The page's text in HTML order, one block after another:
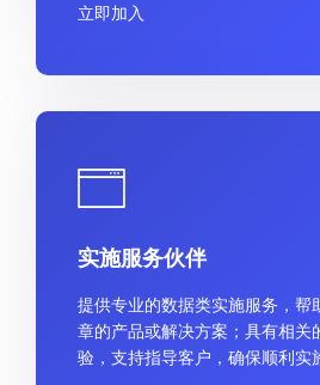
立即加入
实施服务伙伴
提供专业的数据类实施服务，帮
章的产品或解决方案；具有相关
验，支持指导客户，确保顺利实